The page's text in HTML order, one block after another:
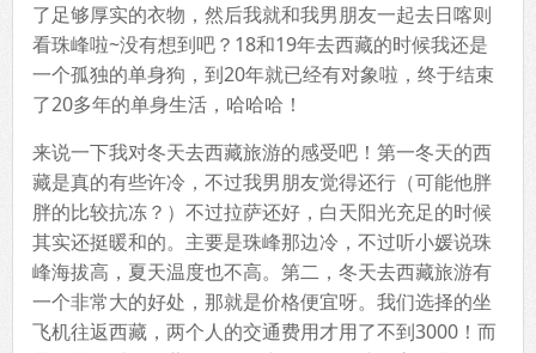
了足够厚实的衣物，然后我就和我男朋友一起去日喀则
看珠峰啦~没有想到吧？18和19年去西藏的时候我还是
一个孤独的单身狗，到20年就已经有对象啦，终于结束
了20多年的单身生活，哈哈哈！
来说一下我对冬天去西藏旅游的感受吧！第一冬天的西
藏是真的有些许冷，不过我男朋友觉得还行（可能他胖
胖的比较抗冻？）不过拉萨还好，白天阳光充足的时候
其实还挺暖和的。主要是珠峰那边冷，不过听小媛说珠
峰海拔高，夏天温度也不高。第二，冬天去西藏旅游有
一个非常大的好处，那就是价格便宜呀。我们选择的坐
飞机往返西藏，两个人的交通费用才用了不到3000！而